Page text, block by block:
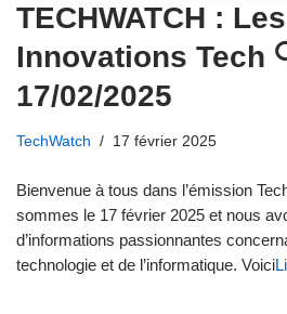
TECHWATCH :
Innovations Tech
17/02/2025
TechWatch 17 février 2025
Bienvenue à tous dans l’émission
sommes le 17 février 2025 et nous
d’informations passionnantes
technologie et de l’informatique. Voici